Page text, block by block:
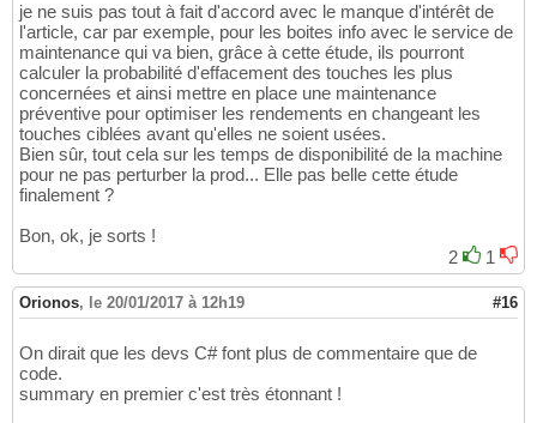
je ne suis pas tout à fait d'accord avec le manque d'intérêt de
l'article, car par exemple, pour les boites info avec le service de
maintenance qui va bien, grâce à cette étude, ils pourront
calculer la probabilité d'effacement des touches les plus
concernées et ainsi mettre en place une maintenance
préventive pour optimiser les rendements en changeant les
touches ciblées avant qu'elles ne soient usées.
Bien sûr, tout cela sur les temps de disponibilité de la machine
pour ne pas perturber la prod... Elle pas belle cette étude
finalement ?
Bon, ok, je sorts !
2
1
Orionos, le 20/01/2017 à 12h19 #16
On dirait que les devs C# font plus de commentaire que de
code.
summary en premier c'est très étonnant !